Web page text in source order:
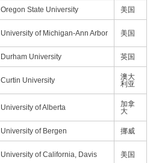
Oregon State University 美国
University of Michigan-Ann Arbor 美国
Durham University 英国
Curtin University
澳大
利亚
University of Alberta
加拿
大
University of Bergen 挪威
University of California, Davis 美国